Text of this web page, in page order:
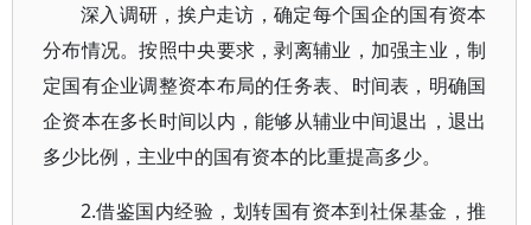
深入调研，挨户走访，确定每个国企的国有资本
分布情况。按照中央要求，剥离辅业，加强主业，制
定国有企业调整资本布局的任务表、时间表，明确国
企资本在多长时间以内，能够从辅业中间退出，退出
多少比例，主业中的国有资本的比重提高多少。
2.借鉴国内经验，划转国有资本到社保基金，推